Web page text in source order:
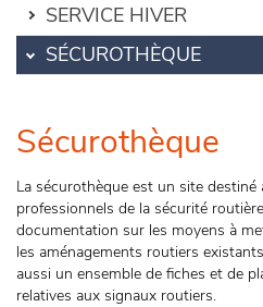
SERVICE HIVER
SÉCUROTHÈQUE
Sécurothèque
La sécurothèque est un site
professionnels de la sécurité
documentation sur les moyens à
les aménagements routiers
aussi un ensemble de fiches et de
relatives aux signaux routiers.